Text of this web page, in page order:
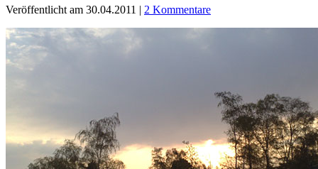
Veröffentlicht am 30.04.2011 | 2 Kommentare